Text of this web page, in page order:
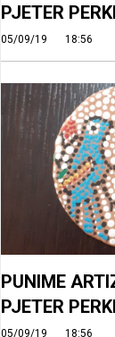
PJETER
05/09/19 18:56
PUNIME
PJETER
05/09/19 18:56